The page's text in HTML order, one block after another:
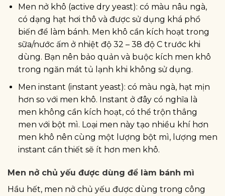
Men nở khô (active dry yeast): có màu nâu ngà,
có dạng hạt hơi thô và được sử dụng khá phổ
biến để làm bánh. Men khô cần kích hoạt trong
sữa/nước ấm ở nhiệt độ 32 – 38 độ C trước khi
dùng. Bạn nên bảo quản và buộc kích men khô
trong ngăn mát tủ lạnh khi không sử dụng.
Men instant (instant yeast): có màu ngà, hạt mịn
hơn so với men khô. Instant ở đây có nghĩa là
men không cần kích hoạt, có thể trộn thẳng
men với bột mì. Loại men này tạo nhiều khí hơn
men khô nên cùng một lượng bột mì, lượng men
instant cần thiết sẽ ít hơn men khô.
Men nở chủ yếu được dùng để làm bánh mì
Hầu hết, men nở chủ yếu được dùng trong công